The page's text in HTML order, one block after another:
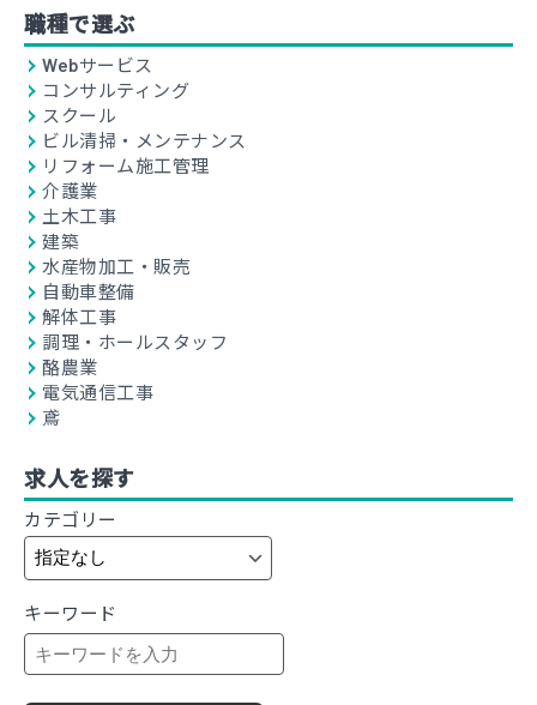
職種で選ぶ
Webサービス
コンサルティング
スクール
ビル清掃・メンテナンス
リフォーム施工管理
介護業
土木工事
建築
水産物加工・販売
自動車整備
解体工事
調理・ホールスタッフ
酪農業
電気通信工事
鳶
求人を探す
カテゴリー
キーワード